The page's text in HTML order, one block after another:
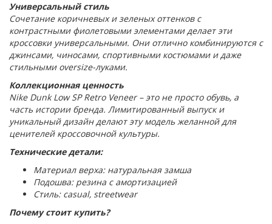
Универсальный стиль
Сочетание коричневых и зеленых оттенков с
контрастными фиолетовыми элементами делает эти
кроссовки универсальными. Они отлично комбинируются с
джинсами, чиносами, спортивными костюмами и даже
стильными oversize-луками.
Коллекционная ценность
Nike Dunk Low SP Retro Veneer – это не просто обувь, а
часть истории бренда. Лимитированный выпуск и
уникальный дизайн делают эту модель желанной для
ценителей кроссовочной культуры.
Технические детали:
Материал верха: натуральная замша
Подошва: резина с амортизацией
Стиль: casual, streetwear
Почему стоит купить?